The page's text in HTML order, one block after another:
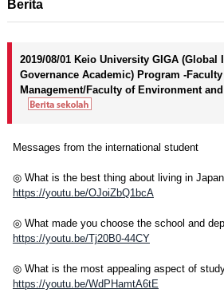
Berita
2019/08/01 Keio University GIGA (Global
Governance Academic) Program -
Management/Faculty of Environment
Messages from the international student
◎ What is the best thing about living in
https://youtu.be/OJoiZbQ1bcA
◎ What made you choose the school and
https://youtu.be/Tj20B0-44CY
◎ What is the most appealing aspect of
https://youtu.be/WdPHamtA6tE